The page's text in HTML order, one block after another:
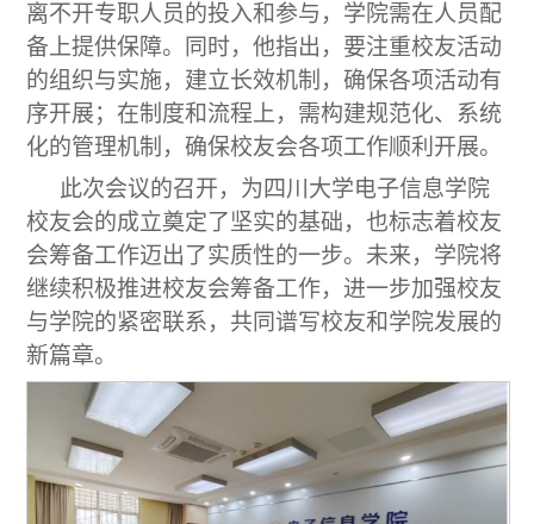
离不开专职人员的投入和参与，学院需在人员配
备上提供保障。同时，他指出，要注重校友活动
的组织与实施，建立长效机制，确保各项活动有
序开展；在制度和流程上，需构建规范化、系统
化的管理机制，确保校友会各项工作顺利开展。
此次会议的召开，为四川大学电子信息学院
校友会的成立奠定了坚实的基础，也标志着校友
会筹备工作迈出了实质性的一步。未来，学院将
继续积极推进校友会筹备工作，进一步加强校友
与学院的紧密联系，共同谱写校友和学院发展的
新篇章。